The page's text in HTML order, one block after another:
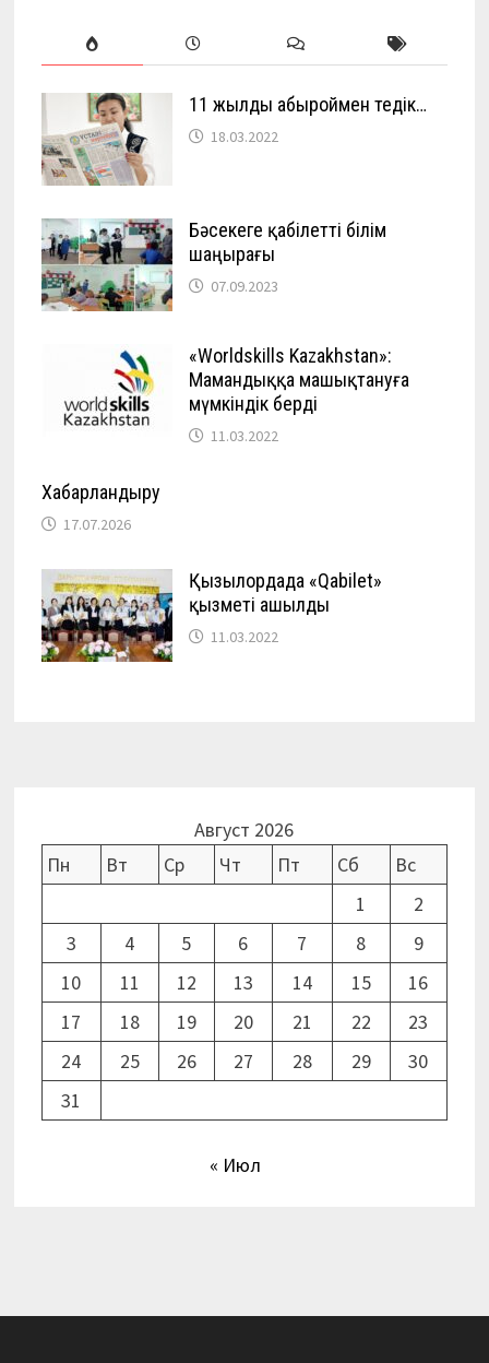
11 жылды абыроймен өтедік…
18.03.2022
Бәсекеге қабілетті білім
шаңырағы
07.09.2023
«Worldskills Kazakhstan»:
Мамандыққа машықтануға
мүмкіндік берді
11.03.2022
Хабарландыру
17.07.2026
Қызылордада «Qabilet»
қызметі ашылды
11.03.2022
Август 2026
Пн
Вт Ср Чт Пт Сб
Вс
1
2
3
4 5 6 7 8
9
10
11 12 13 14 15
16
17
18 19 20 21 22
23
24
25 26 27 28 29
30
31
« Июл